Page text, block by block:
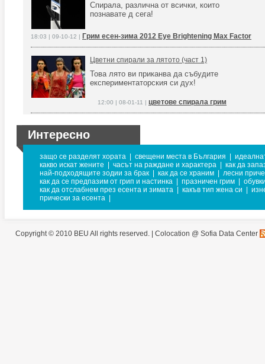
Спирала, различна от всички, които
познавате д сега!
18:03 | 09-10-12 | Грим есен-зима 2012 Eye Brightening Max Factor
Цветни спирали за лятото (част 1)
Това лято ви приканва да събудите
експериментаторския си дух!
12:00 | 08-01-11 | цветове спирала грим
Интересно
защо се разделят хората свещени места в България
какво искат жените
часът на раждане и характера
как да
най-подходящите зодии за брак
как да се храним
лесни
как да се предпазим от грип и настинка
празничен грим
как да отслабнем през есента и зимата
какъв тип жена си
прически за есента
Copyright © 2010 BEU All rights reserved. | Colocation @ Sofia Data Center